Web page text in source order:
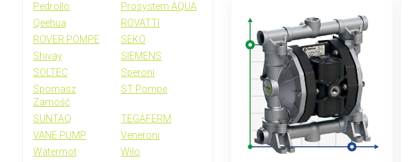
Pedrollo
Prosystem AQUA
Qeehua
ROVATTI
ROVER POMPE
SEKO
Shivay
SIEMENS
SOLTEC
Speroni
Spomasz
Zamość
ST Pompe
SUNTAQ
TEGAFERM
VANE PUMP
Veneroni
Watermot
Wilo